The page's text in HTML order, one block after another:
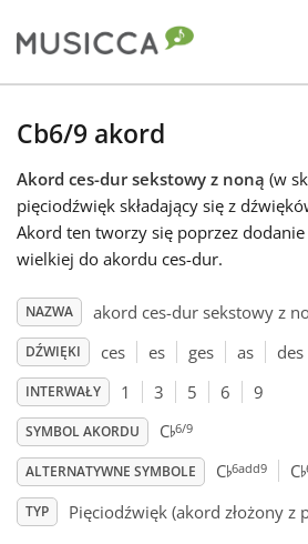
Български
Dansk
Deutsch
English
Español
Cb6/9 akord
Akord ces-dur sekstowy z noną (w
pięciodźwięk składający się z
Akord ten tworzy się poprzez
wielkiej do akordu ces-dur.
NAZWA akord ces-dur sekstowy z
DŹWIĘKI ces es ges as des
INTERWAŁY 1 3 5 6 9
SYMBOL AKORDU C♭6/9
ALTERNATYWNE SYMBOLE C♭6add9 C♭
TYP Pięciodźwięk (akord złożony z